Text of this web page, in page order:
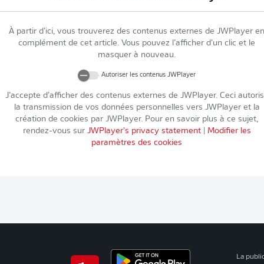
À partir d’ici, vous trouverez des contenus externes de JWPlayer en
complément de cet article. Vous pouvez l’afficher d’un clic et le
masquer à nouveau.
Autoriser les contenus JWPlayer
J’accepte d’afficher des contenus externes de JWPlayer. Ceci
la transmission de vos données personnelles vers JWPlayeret la
création de cookies par JWPlayer. Pour en savoir plus à ce sujet,
rendez-vous sur JWPlayer's privacy statement| Modifier les
paramètres des cookies
La